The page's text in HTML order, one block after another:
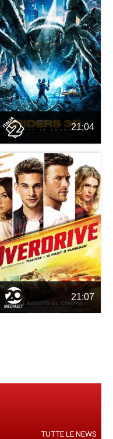
21:04
21:07
TUTTE LE NEWS